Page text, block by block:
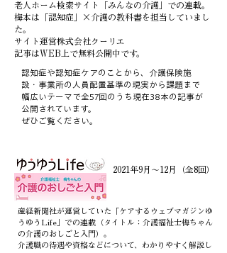
老人ホーム検索サイト「みんなの介護」での連載。
梅本は「認知症」×介護の教科書を担当していまし
た。
サイト運営株式会社クーリエ
​記事はWEB上で無料公開中です。
認知症や認知症ケアのことから、介護保険施
設・事業所の人員配置基準の現実から課題まで
幅広いテーマで全57回のうち現在38本の記事が
公開されています。
​ぜひご覧ください。
2021年9月～12月（全8回）
産経新聞社が運営していた「ケアするウェブマガジンゆ
うゆうLife」での連載（タイトル：介護福祉士梅ちゃん
の介護のおしごと入門）。
介護職の待遇や資格などについて、わかりやすく解説し